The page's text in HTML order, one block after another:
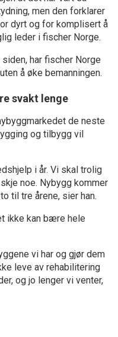
men den forklarer
dyrt og for komplisert å
leder i fischer Norge.
har fischer Norge
å øke bemanningen.
svakt lenge
de neste
og tilbygg vil
i år. Vi skal trolig
noe. Nybygg kommer
til tre årene, sier han.
ikke kan bære hele
vi har og gjør dem
leve av rehabilitering
og jo lenger vi venter,